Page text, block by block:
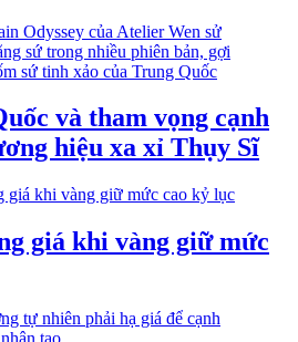
và tham vọng cạnh
hiệu xa xỉ Thụy Sĩ
giá khi vàng giữ mức